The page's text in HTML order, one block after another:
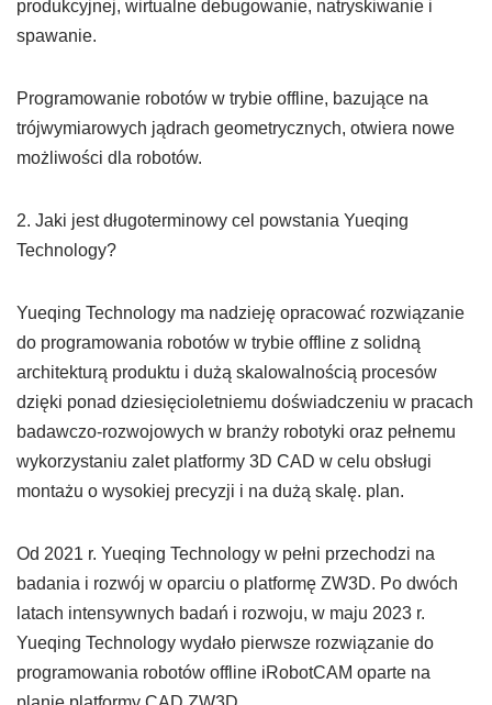
produkcyjnej, wirtualne debugowanie, natryskiwanie i
spawanie.
Programowanie robotów w trybie offline, bazujące na
trójwymiarowych jądrach geometrycznych, otwiera nowe
możliwości dla robotów.
2. Jaki jest długoterminowy cel powstania Yueqing
Technology?
Yueqing Technology ma nadzieję opracować rozwiązanie
do programowania robotów w trybie offline z solidną
architekturą produktu i dużą skalowalnością procesów
dzięki ponad dziesięcioletniemu doświadczeniu w pracach
badawczo-rozwojowych w branży robotyki oraz pełnemu
wykorzystaniu zalet platformy 3D CAD w celu obsługi
montażu o wysokiej precyzji i na dużą skalę. plan.
Od 2021 r. Yueqing Technology w pełni przechodzi na
badania i rozwój w oparciu o platformę ZW3D. Po dwóch
latach intensywnych badań i rozwoju, w maju 2023 r.
Yueqing Technology wydało pierwsze rozwiązanie do
programowania robotów offline iRobotCAM oparte na